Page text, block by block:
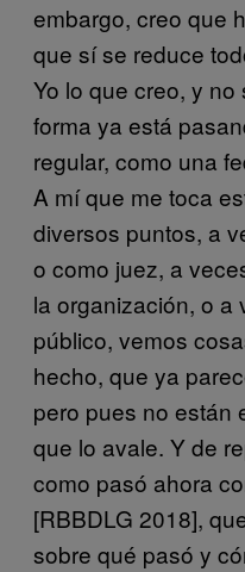
embargo, creo que
que sí se reduce
Yo lo que creo, y
forma ya está
regular, como una
A mí que me toca
diversos puntos, a
o como juez, a
la organización, o a
público, vemos
hecho, que ya
pero pues no están
que lo avale. Y de
como pasó ahora
[RBBDLG 2018],
sobre qué pasó y